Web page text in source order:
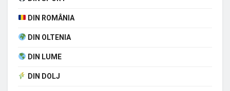
DIN ROMÂNIA
DIN OLTENIA
DIN LUME
DIN DOLJ